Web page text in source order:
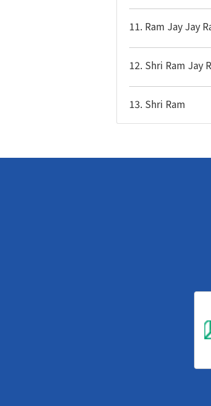
11. Ram Jay Jay
12. Shri Ram Jay
13. Shri Ram